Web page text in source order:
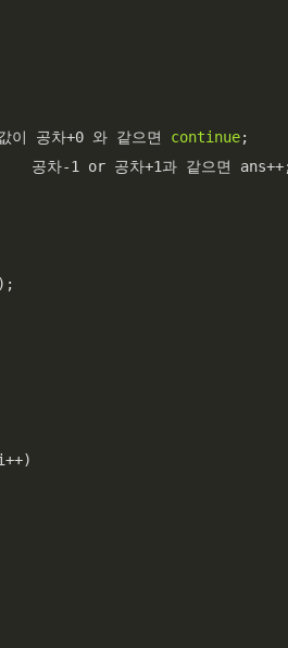
이 공차+0 와 같으면 continue;
-1 or 공차+1과 같으면